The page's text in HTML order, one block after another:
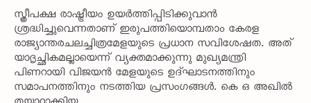
സ്ത്രീപക്ഷ രാഷ്ട്രീയം ഉയർത്തിപ്പിടിക്കുവാൻ
ശ്രദ്ധിച്ചുവെന്നതാണ് ഇരുപത്തിയൊമ്പതാം കേരള
രാജ്യാന്തരചലച്ചിത്രമേളയുടെ പ്രധാന സവിശേഷത. അത്
യാദൃച്ഛികമല്ലായെന്ന് വ്യക്തമാക്കുന്നു മുഖ്യമന്ത്രി
പിണറായി വിജയൻ മേളയുടെ ഉദ്‌ഘാടനത്തിനും
സമാപനത്തിനും നടത്തിയ പ്രസംഗങ്ങൾ. കെ ഒ അഖിൽ